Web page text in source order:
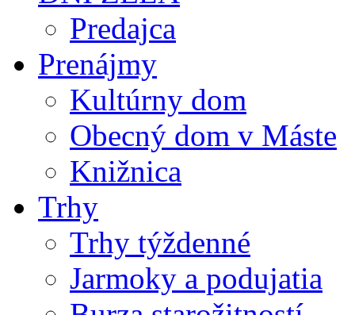
Predajca
Prenájmy
Kultúrny dom
Obecný dom v Máste
Knižnica
Trhy
Trhy týždenné
Jarmoky a podujatia